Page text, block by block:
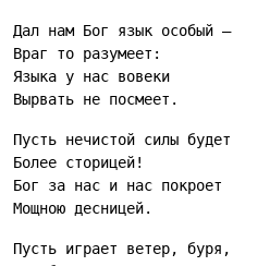
Дал нам Бог язык особый —
Враг то разумеет:
Языка у нас вовеки
Вырвать не посмеет.
Пусть нечистой силы будет
Более сторицей!
Бог за нас и нас покроет
Мощною десницей.
Пусть играет ветер, буря,